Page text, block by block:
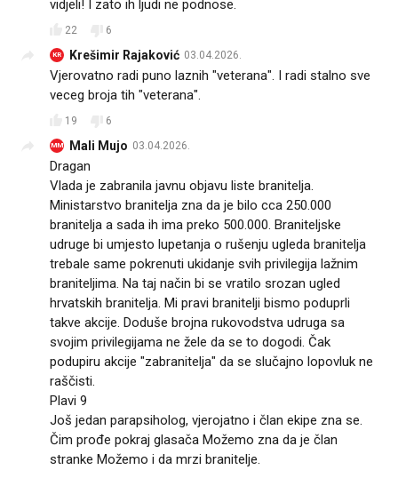
vidjeli! I zato ih ljudi ne podnose.
22 6
KR Krešimir Rajaković 03.04.2026.
Vjerovatno radi puno laznih "veterana". I radi stalno sve
veceg broja tih "veterana".
19 6
MM Mali Mujo 03.04.2026.
Dragan
Vlada je zabranila javnu objavu liste branitelja.
Ministarstvo branitelja zna da je bilo cca 250.000
branitelja a sada ih ima preko 500.000. Braniteljske
udruge bi umjesto lupetanja o rušenju ugleda branitelja
trebale same pokrenuti ukidanje svih privilegija lažnim
braniteljima. Na taj način bi se vratilo srozan ugled
hrvatskih branitelja. Mi pravi branitelji bismo poduprli
takve akcije. Doduše brojna rukovodstva udruga sa
svojim privilegijama ne žele da se to dogodi. Čak
podupiru akcije "zabranitelja" da se slučajno lopovluk ne
raščisti.
Plavi 9
Još jedan parapsiholog, vjerojatno i član ekipe zna se.
Čim prođe pokraj glasača Možemo zna da je član
stranke Možemo i da mrzi branitelje.